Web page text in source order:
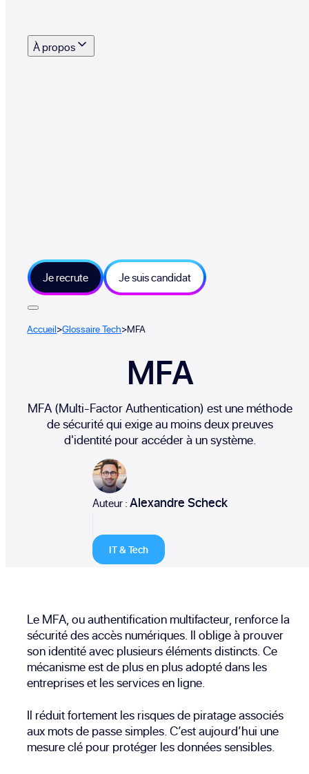
À propos
Je recrute Je suis candidat
Accueil>Glossaire Tech>MFA
MFA
MFA (Multi-Factor Authentication) est une méthode
de sécurité qui exige au moins deux preuves
d'identité pour accéder à un système.
Auteur :Alexandre Scheck
IT & Tech
Le MFA, ou authentification multifacteur, renforce la
sécurité des accès numériques. Il oblige à prouver
son identité avec plusieurs éléments distincts. Ce
mécanisme est de plus en plus adopté dans les
entreprises et les services en ligne.
Il réduit fortement les risques de piratage associés
aux mots de passe simples. C’est aujourd’hui une
mesure clé pour protéger les données sensibles.